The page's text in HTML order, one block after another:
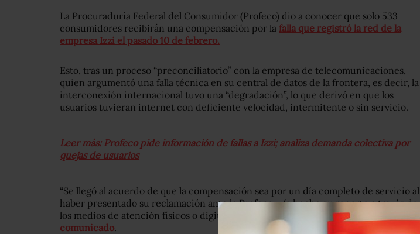
La Procuraduría Federal del Consumidor (Profeco) dio a conocer que solo 533
consumidores recibirán una compensación por la falla que registró la red de la
empresa Izzi el pasado 10 de febrero.
Esto, tras un proceso “preconciliatorio” con la empresa de telecomunicaciones,
quien argumentó una falla técnica en su central de datos de la frontera, es decir, la
interconexión internacional tuvo una “degradación”, lo que derivó en que los
usuarios tuvieran internet con deficiente velocidad, intermitente o sin servicio.
Leer más: Profeco pide información de fallas a Izzi; analiza demanda colectiva por
quejas de usuarios
“Se llegó al acuerdo de que la compensación sea por un día completo de servicio al
haber presentado su reclamación ante la Profeco y/o hecho su reporte a través de
los medios de atención físicos o digitales de IZZI”, explicó la Profeco en un
comunicado.